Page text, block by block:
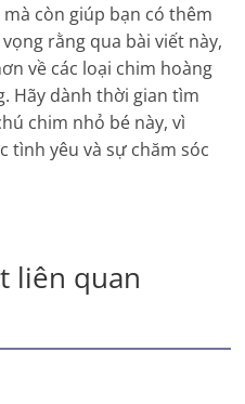
còn giúp bạn có thêm
rằng qua bài viết này,
về các loại chim hoàng
Hãy dành thời gian tìm
chim nhỏ bé này, vì
tình yêu và sự chăm sóc
liên quan